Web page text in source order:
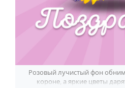
Розовый лучистый фон
короне, а яркие цветы